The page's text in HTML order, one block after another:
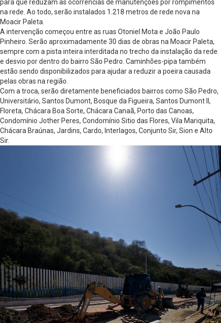
para que reduzam as ocorrências de manutenções por rompimentos
na rede. Ao todo, serão instalados 1.218 metros de rede nova na
Moacir Paleta.
A intervenção começou entre as ruas Otoniel Mota e João Paulo
Pinheiro. Serão aproximadamente 30 dias de obras na Moacir Paleta,
sempre com a pista inteira interditada no trecho da instalação da rede
e desvio por dentro do bairro São Pedro. Caminhões-pipa também
estão sendo disponibilizados para ajudar a reduzir a poeira causada
pelas obras na região.
Com a troca, serão diretamente beneficiados bairros como São Pedro,
Universitário, Santos Dumont, Bosque da Figueira, Santos Dumont II,
Floreta, Chácara Boa Sorte, Chácara Canaã, Porto das Canoas,
Condomínio Jother Peres, Condomínio Sitio das Flores, Vila Mariquita,
Chácara Braúnas, Jardins, Cardo, Interlagos, Conjunto Sir, Sion e Alto
Sir.